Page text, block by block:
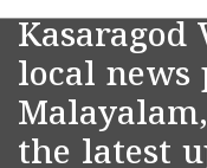
local
the latest